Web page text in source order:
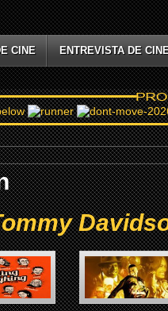
CINE ENTREVISTA DE